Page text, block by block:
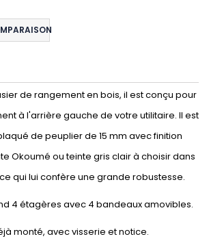
de rangement en bois, il est conçu pour
à l'arrière gauche de votre utilitaire. Il est
de peuplier de 15 mm avec finition
Okoumé ou teinte gris clair à choisir dans
qui lui confère une grande robustesse.
4 étagères avec 4 bandeaux amovibles.
monté, avec visserie et notice.